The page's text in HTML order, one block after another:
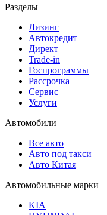
Разделы
Лизинг
Автокредит
Директ
Trade-in
Госпрограммы
Рассрочка
Сервис
Услуги
Автомобили
Все авто
Авто под такси
Авто Китая
Автомобильные марки
KIA